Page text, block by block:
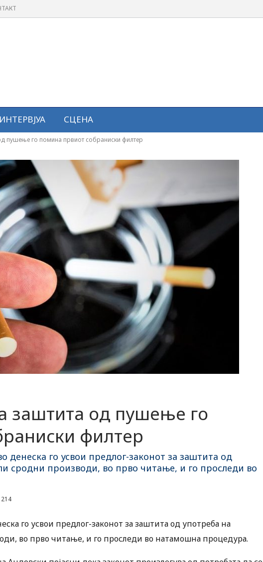
ИНТЕРВЈУА СЦЕНА
пушење го помина првиот собраниски филтер
заштита од пушење го
филтер
денеска го усвои предлог-законот за заштита од
сродни производи, во прво читање, и го проследи во
214
го усвои предлог-законот за заштита од употреба на
во прво читање, и го проследи во натамошна процедура.